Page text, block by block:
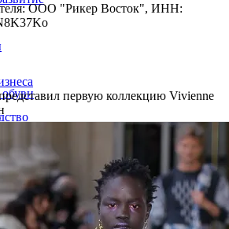
ООО "Рикер Восток", ИНН:
первую коллекцию Vivienne